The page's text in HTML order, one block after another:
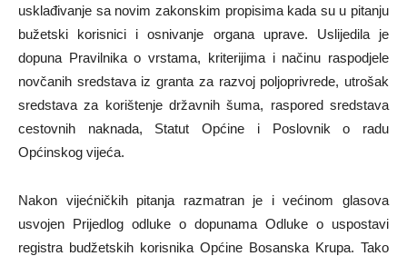
usklađivanje sa novim zakonskim propisima kada su u pitanju
bužetski korisnici i osnivanje organa uprave. Uslijedila je
dopuna Pravilnika o vrstama, kriterijima i načinu raspodjele
novčanih sredstava iz granta za razvoj poljoprivrede, utrošak
sredstava za korištenje državnih šuma, raspored sredstava
cestovnih naknada, Statut Općine i Poslovnik o radu
Općinskog vijeća.
Nakon vijećničkih pitanja razmatran je i većinom glasova
usvojen Prijedlog odluke o dopunama Odluke o uspostavi
registra budžetskih korisnika Općine Bosanska Krupa. Tako